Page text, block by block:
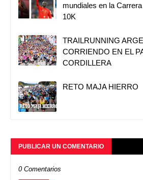
mundiales en la
10K
TRAILRUNNING
CORRIENDO EN EL
CORDILLERA
RETO MAJA HIERRO
PUBLICAR UN COMENTARIO
0 Comentarios